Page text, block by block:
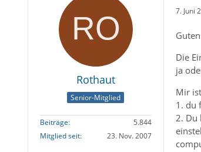
Rothaut
Senior-Mitglied
Beiträge
5.844
Mitglied seit
23. Nov. 2007
7. Juni
Die
ja
Mir
1. du
2. Du